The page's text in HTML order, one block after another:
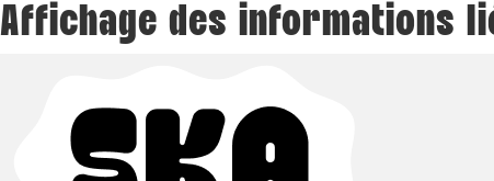
Affichage des informations